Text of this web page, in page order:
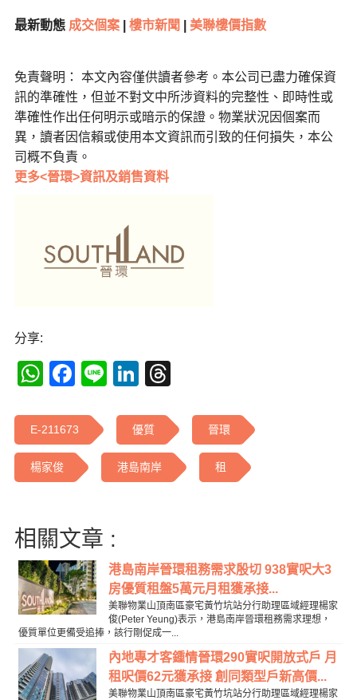
最新動態 成交個案 樓市新聞 美聯樓價指數
免責聲明： 本文內容僅供讀者參考。本公司已盡力確保資
訊的準確性，但並不對文中所涉資料的完整性、即時性或
準確性作出任何明示或暗示的保證。物業狀況因個案而
異，讀者因信賴或使用本文資訊而引致的任何損失，本公
司概不負責。
更多<晉環>資訊及銷售資料
分享:
WhatsApp
Facebook
LineLinkedIn
E-211673 優質 晉環
楊家俊 港島南岸 租
相關文章 :
港島南岸晉環租務需求殷切 938實呎大3
房優質租盤5萬元月租獲承接...
美聯物業山頂南區豪宅黃竹坑站分行助理區域經理楊家
俊(Peter Yeung)表示，港島南岸晉環租務需求理想，
優質單位更備受追捧，該行剛促成一...
內地專才客鍾情晉環290實呎開放式戶 月
租呎價62元獲承接 創同類型戶新高價...
美聯物業山頂南區豪宅黃竹坑站分行助理區域經理楊家